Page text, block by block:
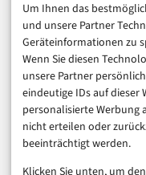
Um Ihnen das
und unsere Partner
Geräteinformationen zu
Wenn Sie diesen
unsere Partner
eindeutige IDs auf dieser
personalisierte Werbung
nicht erteilen oder
beeinträchtigt werden.
Klicken Sie unten, um
Consumer & Digital Life
Marketing
Finanzen & FinTech
Business & Karriere
Sicherheit & Recht
Digitalisierung
Marketing